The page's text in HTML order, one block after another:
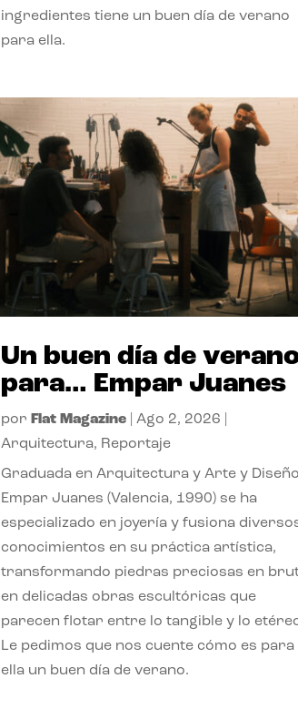
ingredientes tiene un buen día de verano
para ella.
Un buen día de
para… Empar Juanes
por Flat Magazine| Ago 2, 2026
Arquitectura, Reportaje
Graduada en Arquitectura y Arte y
Empar Juanes (Valencia, 1990) se ha
especializado en joyería y fusiona
conocimientos en su práctica artística,
transformando piedras preciosas en
en delicadas obras escultóricas que
parecen flotar entre lo tangible y lo
Le pedimos que nos cuente cómo es para
ella un buen día de verano.